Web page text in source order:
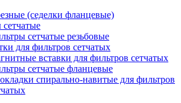
(седелки фланцевые)
сетчатые резьбовые
для фильтров сетчатых
вставки для фильтров сетчатых
сетчатые фланцевые
спирально-навитые для фильтров